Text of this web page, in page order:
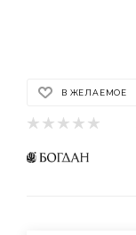
В ЖЕЛАЕМОЕ